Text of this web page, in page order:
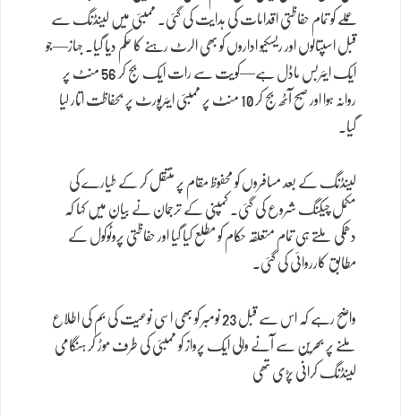
عملے کو تمام حفاظتی اقدامات کی ہدایت کی گئی۔ ممبئی میں لینڈنگ سے
قبل اسپتالوں اور ریسکیو اداروں کو بھی الرٹ رہنے کا حکم دیا گیا۔ جہاز—جو
ایک ایئربس ماڈل ہے—کویت سے رات ایک بج کر 56 منٹ پر
روانہ ہوا اور صبح آٹھ بج کر 10 منٹ پر ممبئی ایئرپورٹ پر بحفاظت اتار لیا
گیا۔
لینڈنگ کے بعد مسافروں کو محفوظ مقام پر منتقل کر کے طیارے کی
مکمل چیکنگ شروع کی گئی۔ کمپنی کے ترجمان نے بیان میں کہا کہ
دھمکی ملتے ہی تمام متعلقہ حکام کو مطلع کیا گیا اور حفاظتی پروٹوکول کے
مطابق کارروائی کی گئی۔
واضح رہے کہ اس سے قبل 23 نومبر کو بھی اسی نوعیت کی بم کی اطلاع
ملنے پر بحرین سے آنے والی ایک پرواز کو ممبئی کی طرف موڑ کر ہنگامی
لینڈنگ کرانی پڑی تھی